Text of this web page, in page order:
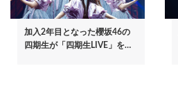
加入2年目となった櫻坂46の
四期生が「四期生LIVE」を…